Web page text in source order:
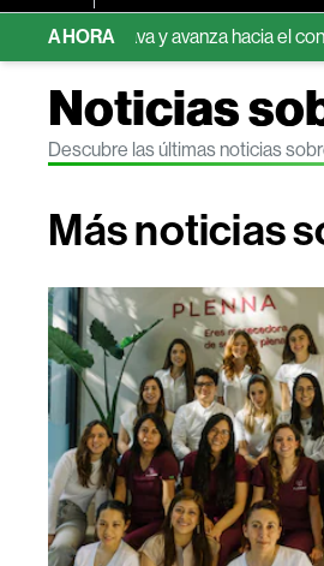
AHORA
de Brava y avanza hacia el control
Noticias
Descubre las últimas noticias
Más noticias